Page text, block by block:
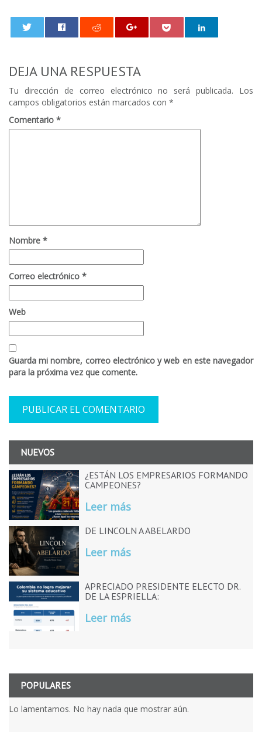
DEJA UNA RESPUESTA
Tu dirección de correo electrónico no será publicada.
Los
campos obligatorios están marcados con *
Comentario *
Nombre *
Correo electrónico *
Web
Guarda mi nombre, correo electrónico y web en este navegador
para la próxima vez que comente.
NUEVOS
¿ESTÁN LOS EMPRESARIOS FORMANDO
CAMPEONES?
Leer más
DE LINCOLN A ABELARDO
Leer más
APRECIADO PRESIDENTE ELECTO DR.
DE LA ESPRIELLA:
Leer más
POPULARES
Lo lamentamos. No hay nada que mostrar aún.